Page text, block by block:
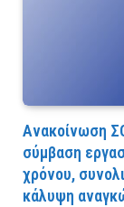
Ανακοίνωση
σύμβαση
χρόνου,
κάλυψη